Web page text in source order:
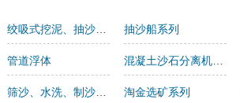
绞吸式挖泥、抽沙船系列 抽沙船系列
管道浮体 混凝土沙石分离机系列
筛沙、水洗、制沙机系列 淘金选矿系列